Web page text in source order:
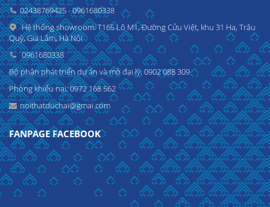
02438769425 - 0961680338
Hệ thống showroom: T165 Lô M1, Đường Cửu Việt, khu 31 Ha, Trâu
Quỳ, Gia Lâm, Hà Nội
0961680338
Bộ phận phát triển dự án và mở đại lý: 0902 088 309
Phòng khiếu nại: 0972 168 562
noithatduchai@gmai.com
FANPAGE FACEBOOK